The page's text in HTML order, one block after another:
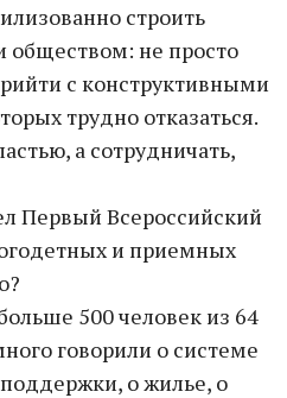
строить
обществом: не просто
с конструктивными
трудно отказаться.
а сотрудничать,
Первый Всероссийский
и приемных
500 человек из 64
говорили о системе
о жилье, о